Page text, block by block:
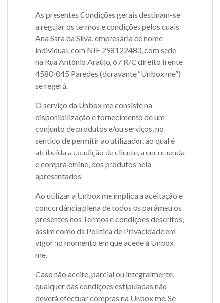
As presentes Condições gerais destinam-se
a regular os termos e condições pelos quais
Ana Sara da Silva, empresária de nome
individual, com NIF 298122480, com sede
na Rua António Araújo, 67 R/C direito frente
4580-045 Paredes (doravante “Unbox me”)
se regerá.
O serviço da Unbox me consiste na
disponibilização e fornecimento de um
conjunto de produtos e/ou serviços, no
sentido de permitir ao utilizador, ao qual é
atribuída a condição de cliente, a encomenda
e compra online, dos produtos nela
apresentados.
Ao utilizar a Unbox me implica a aceitação e
concordância plena de todos os parâmetros
presentes nos Termos e condições descritos,
assim como da Política de Privacidade em
vigor no momento em que acede à Unbox
me.
Caso não aceite, parcial ou integralmente,
qualquer das condições estipuladas não
deverá efectuar compras na Unbox me. Se